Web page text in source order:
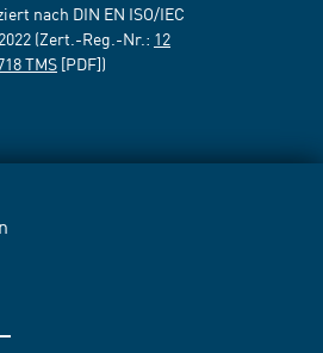
nach DIN EN ISO/IEC
(Zert.-Reg.-Nr.: 12
TMS [PDF])